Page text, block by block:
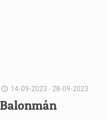
14-09-2023 - 28-09-2023
Balonmán